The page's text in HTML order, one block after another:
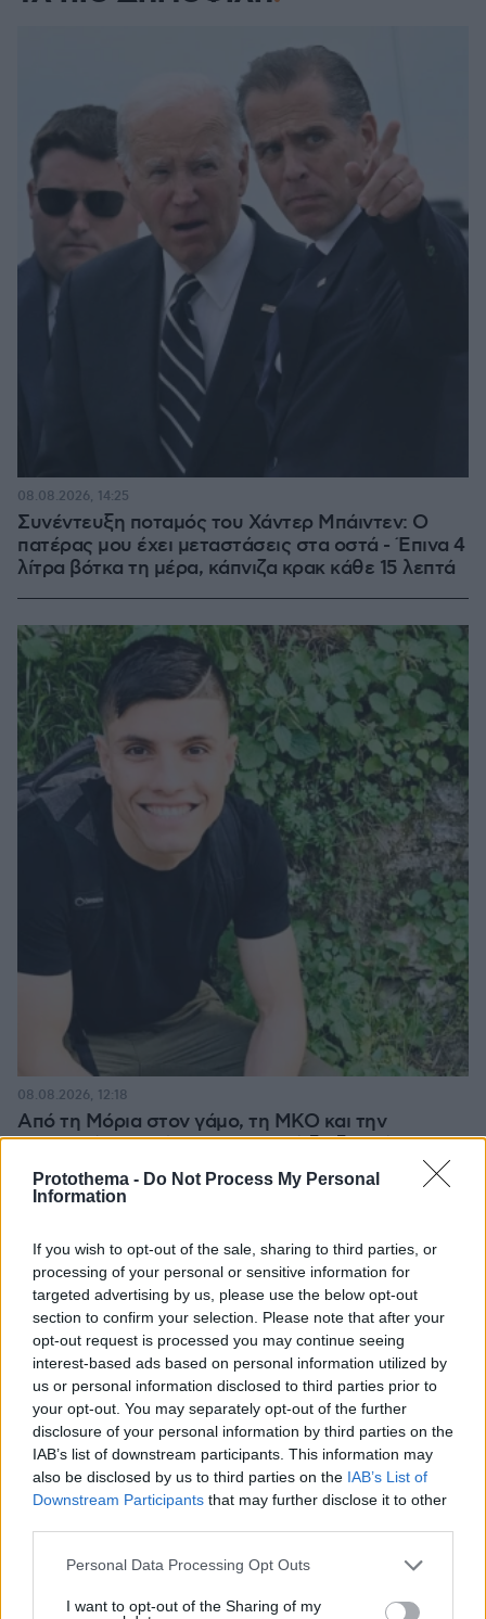
Protothema - Do Not Process My Personal
Information
If you wish to opt-out of the sale, sharing to third parties, or
processing of your personal or sensitive information for
targeted advertising by us, please use the below opt-out
section to confirm your selection. Please note that after your
opt-out request is processed you may continue seeing
interest-based ads based on personal information utilized by
us or personal information disclosed to third parties prior to
your opt-out. You may separately opt-out of the further
disclosure of your personal information by third parties on the
IAB’s list of downstream participants. This information may
also be disclosed by us to third parties on the IAB’s List of
Downstream Participants that may further disclose it to other
Please note that this website/app uses one or more Google
not limited to your visit or usage behaviour. You may click to
Personal Data Processing Opt Outs
I want to opt-out of the Sharing of my
Συνέντευξη ποταμός του Χάντερ Μπάιντεν: Ο
πατέρας μου έχει μεταστάσεις στα οστά - Έπινα 4
λίτρα βότκα τη μέρα, κάπνιζα κρακ κάθε 15 λεπτά
08.08.2026, 14:25
Από τη Μόρια στον γάμο, τη ΜΚΟ και την
κατηγορία για φόνο: Η σκοτεινή διαδρομή του
26χρονου Αφγανού που σκότωσε τη Βρετανίδα
στην Κυψέλη
08.08.2026, 12:18